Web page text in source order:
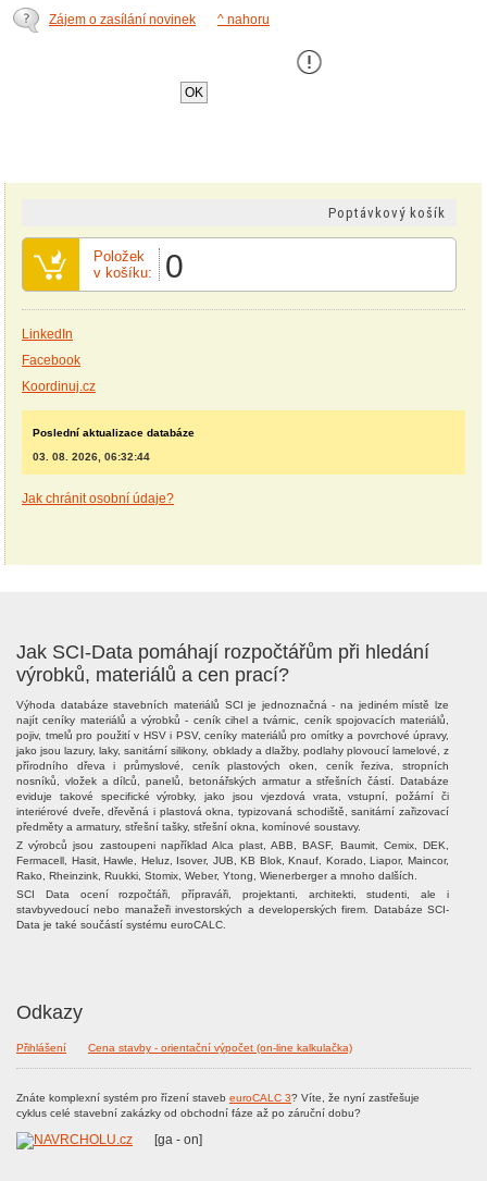
Zájem o zasílání novinek ^ nahoru
OK
Poptávkový košík
Položek
v košíku:
0
LinkedIn
Facebook
Koordinuj.cz
Poslední aktualizace databáze
03. 08. 2026, 06:32:44
Jak chránit osobní údaje?
Jak SCI-Data pomáhají rozpočtářům při hledání
výrobků, materiálů a cen prací?
Výhoda databáze stavebních materiálů SCI je jednoznačná - na jediném místě lze
najít ceníky materiálů a výrobků - ceník cihel a tvárnic, ceník spojovacích materiálů,
pojiv, tmelů pro použití v HSV i PSV, ceníky materiálů pro omítky a povrchové úpravy,
jako jsou lazury, laky, sanitární silikony, obklady a dlažby, podlahy plovoucí lamelové, z
přírodního dřeva i průmyslové, ceník plastových oken, ceník řeziva, stropních
nosníků, vložek a dílců, panelů, betonářských armatur a střešních částí. Databáze
eviduje takové specifické výrobky, jako jsou vjezdová vrata, vstupní, požární či
interiérové dveře, dřevěná i plastová okna, typizovaná schodiště, sanitární zařizovací
předměty a armatury, střešní tašky, střešní okna, komínové soustavy.
Z výrobců jsou zastoupeni například Alca plast, ABB, BASF, Baumit, Cemix, DEK,
Fermacell, Hasit, Hawle, Heluz, Isover, JUB, KB Blok, Knauf, Korado, Liapor, Maincor,
Rako, Rheinzink, Ruukki, Stomix, Weber, Ytong, Wienerberger a mnoho dalších.
SCI Data ocení rozpočtáři, přípraváři, projektanti, architekti, studenti, ale i
stavbyvedoucí nebo manažeři investorských a developerských firem. Databáze SCI-
Data je také součástí systému euroCALC.
Odkazy
Přihlášení Cena stavby - orientační výpočet (on-line kalkulačka)
Znáte komplexní systém pro řízení staveb euroCALC 3? Víte, že nyní zastřešuje
cyklus celé stavební zakázky od obchodní fáze až po záruční dobu?
[ga - on]